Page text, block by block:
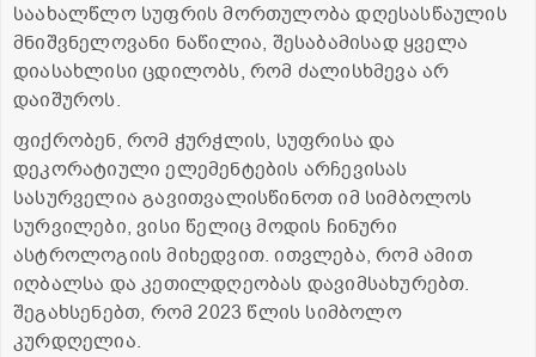
საახალწლო სუფრის მორთულობა დღესასწაულის
მნიშვნელოვანი ნაწილია, შესაბამისად ყველა
დიასახლისი ცდილობს, რომ ძალისხმევა არ
დაიშუროს.
ფიქრობენ, რომ ჭურჭლის, სუფრისა და
დეკორატიული ელემენტების არჩევისას
სასურველია გავითვალისწინოთ იმ სიმბოლოს
სურვილები, ვისი წელიც მოდის ჩინური
ასტროლოგიის მიხედვით. ითვლება, რომ ამით
იღბალსა და კეთილდღეობას დავიმსახურებთ.
შეგახსენებთ, რომ 2023 წლის სიმბოლო
კურდღელია.